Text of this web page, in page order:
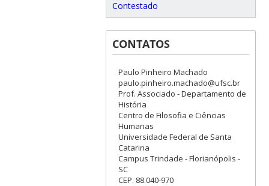
Contestado
CONTATOS
Paulo Pinheiro Machado
paulo.pinheiro.machado@ufsc.br
Prof. Associado - Departamento de
História
Centro de Filosofia e Ciências
Humanas
Universidade Federal de Santa
Catarina
Campus Trindade - Florianópolis -
SC
CEP. 88.040-970